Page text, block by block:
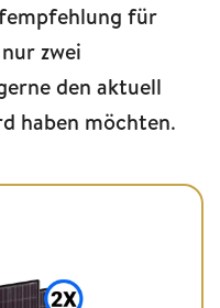
für
zwei
den aktuell
haben möchten.